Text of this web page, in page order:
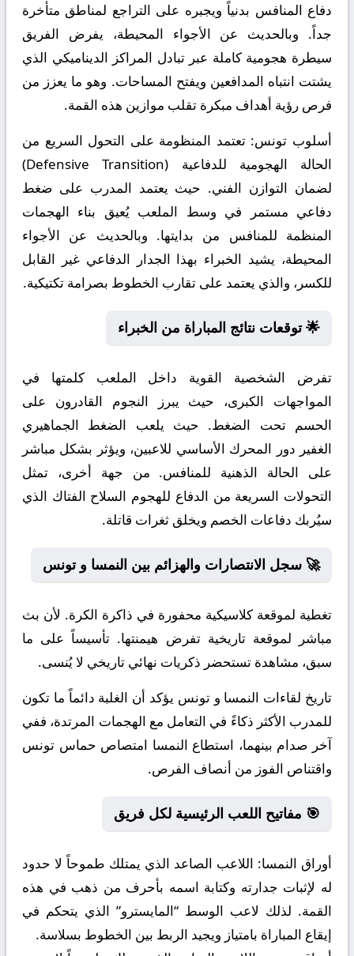
دفاع المنافس بدنياً ويجبره على التراجع لمناطق متأخرة
جداً. وبالحديث عن الأجواء المحيطة، يفرض الفريق
سيطرة هجومية كاملة عبر تبادل المراكز الديناميكي الذي
يشتت انتباه المدافعين ويفتح المساحات. وهو ما يعزز من
فرص رؤية أهداف مبكرة تقلب موازين هذه القمة.
أسلوب تونس: تعتمد المنظومة على التحول السريع من
الحالة الهجومية للدفاعية (Defensive Transition)
لضمان التوازن الفني. حيث يعتمد المدرب على ضغط
دفاعي مستمر في وسط الملعب يُعيق بناء الهجمات
المنظمة للمنافس من بدايتها. وبالحديث عن الأجواء
المحيطة، يشيد الخبراء بهذا الجدار الدفاعي غير القابل
للكسر، والذي يعتمد على تقارب الخطوط بصرامة تكتيكية.
🌟 توقعات نتائج المباراة من الخبراء
تفرض الشخصية القوية داخل الملعب كلمتها في
المواجهات الكبرى، حيث يبرز النجوم القادرون على
الحسم تحت الضغط. حيث يلعب الضغط الجماهيري
الغفير دور المحرك الأساسي للاعبين، ويؤثر بشكل مباشر
على الحالة الذهنية للمنافس. من جهة أخرى، تمثل
التحولات السريعة من الدفاع للهجوم السلاح الفتاك الذي
سيُربك دفاعات الخصم ويخلق ثغرات قاتلة.
🚀 سجل الانتصارات والهزائم بين النمسا و تونس
تغطية لموقعة كلاسيكية محفورة في ذاكرة الكرة. لأن بث
مباشر لموقعة تاريخية تفرض هيمنتها. تأسيساً على ما
سبق، مشاهدة تستحضر ذكريات نهائي تاريخي لا يُنسى.
تاريخ لقاءات النمسا و تونس يؤكد أن الغلبة دائماً ما تكون
للمدرب الأكثر ذكاءً في التعامل مع الهجمات المرتدة، ففي
آخر صدام بينهما، استطاع النمسا امتصاص حماس تونس
واقتناص الفوز من أنصاف الفرص.
🎯 مفاتيح اللعب الرئيسية لكل فريق
أوراق النمسا: اللاعب الصاعد الذي يمتلك طموحاً لا حدود
له لإثبات جدارته وكتابة اسمه بأحرف من ذهب في هذه
القمة. لذلك لاعب الوسط “المايسترو” الذي يتحكم في
إيقاع المباراة بامتياز ويجيد الربط بين الخطوط بسلاسة.